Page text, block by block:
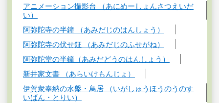
アニメーション撮影台 （あにめーしょんさつえいだ
い）
阿弥陀寺の半鐘 （あみだじのはんしょう）
阿弥陀寺の伏せ鉦 （あみだじのふせがね）
阿弥陀堂の半鐘（あみだどうのはんしょう）
新井家文書 （あらいけもんじょ）
伊賀衆奉納の水盤・鳥居 （いがしゅうほうのうのす
いばん・とりい）